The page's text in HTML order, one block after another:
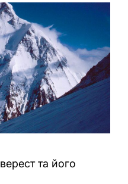
та його